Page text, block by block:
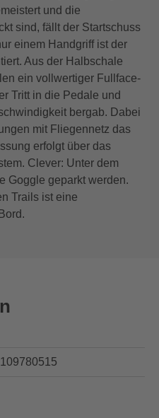
und die
sind, fällt der Startschuss
einem Handgriff ist der
Aus der Halbschale
ein vollwertiger Fullface-
Tritt in die Pedale und
bergab. Dabei
mit Fliegennetz das
erfolgt über das
Clever: Unter dem
Goggle geparkt werden.
Trails ist eine